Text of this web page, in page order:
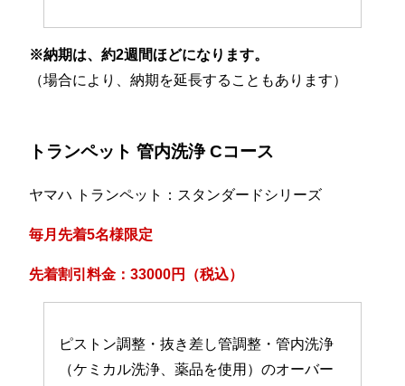
※納期は、約2週間ほどになります。
（場合により、納期を延長することもあります）
トランペット 管内洗浄 Cコース
ヤマハ トランペット：スタンダードシリーズ
毎月先着5名様限定
先着割引料金：33000円（税込）
ピストン調整・抜き差し管調整・管内洗浄
（ケミカル洗浄、薬品を使用）のオーバー